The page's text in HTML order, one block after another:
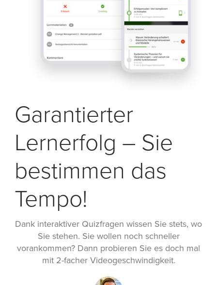
Garantierter
Lernerfolg – Sie
bestimmen das
Tempo!
Dank interaktiver Quizfragen wissen Sie stets, wo
Sie stehen. Sie wollen noch schneller
vorankommen? Dann probieren Sie es doch mal
mit 2-facher Videogeschwindigkeit.